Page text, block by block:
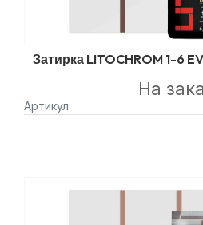
Затирка LITOCHROM 1-6
Артикул
На